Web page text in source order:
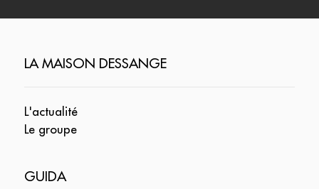
LA MAISON DESSANGE
L'actualité
Le groupe
GUIDA